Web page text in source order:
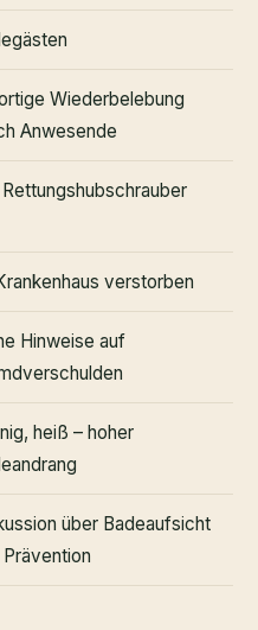
Wiederbelebung
Anwesende
Rettungshubschrauber
verstorben
Hinweise auf
heiß – hoher
über Badeaufsicht